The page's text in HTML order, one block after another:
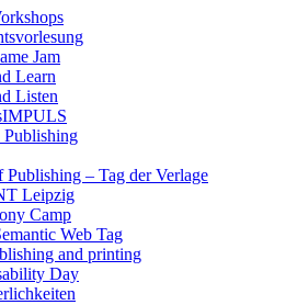
Jam
Learn
Listen
Publishing
Publishing – Tag der Verlage
Leipzig
Camp
Web Tag
and printing
Day